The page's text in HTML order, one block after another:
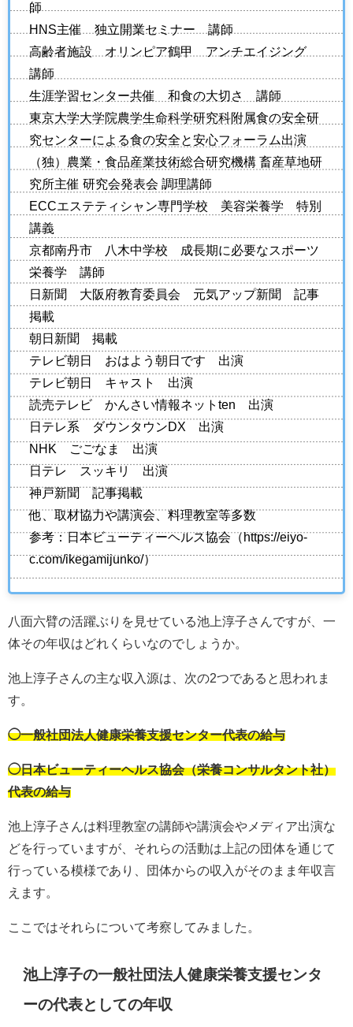
師
HNS主催 独立開業セミナー 講師
高齢者施設 オリンピア鶴甲 アンチエイジング
講師
生涯学習センター共催 和食の大切さ 講師
東京大学大学院農学生命科学研究科附属食の安全研
究センターによる食の安全と安心フォーラム出演
（独）農業・食品産業技術総合研究機構 畜産草地研
究所主催 研究会発表会 調理講師
ECCエステティシャン専門学校 美容栄養学 特別
講義
京都南丹市 八木中学校 成長期に必要なスポーツ
栄養学 講師
日新聞 大阪府教育委員会 元気アップ新聞 記事
掲載
朝日新聞 掲載
テレビ朝日 おはよう朝日です 出演
テレビ朝日 キャスト 出演
読売テレビ かんさい情報ネットten 出演
日テレ系 ダウンタウンDX 出演
NHK ごごなま 出演
日テレ スッキリ 出演
神戸新聞 記事掲載
他、取材協力や講演会、料理教室等多数
参考：日本ビューティーヘルス協会（https://eiyo-
c.com/ikegamijunko/）
八面六臂の活躍ぶりを見せている池上淳子さんですが、一
体その年収はどれくらいなのでしょうか。
池上淳子さんの主な収入源は、次の2つであると思われま
す。
◯一般社団法人健康栄養支援センター代表の給与
◯日本ビューティーヘルス協会（栄養コンサルタント社）
代表の給与
池上淳子さんは料理教室の講師や講演会やメディア出演な
どを行っていますが、それらの活動は上記の団体を通じて
行っている模様であり、団体からの収入がそのまま年収言
えます。
ここではそれらについて考察してみました。
池上淳子の一般社団法人健康栄養支援センタ
ーの代表としての年収